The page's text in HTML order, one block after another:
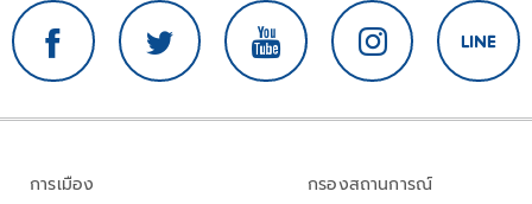
การเมือง
กรองสถานการณ์